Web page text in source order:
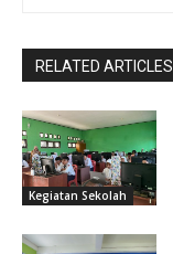
RELATED ARTICLES
Kegiatan Sekolah